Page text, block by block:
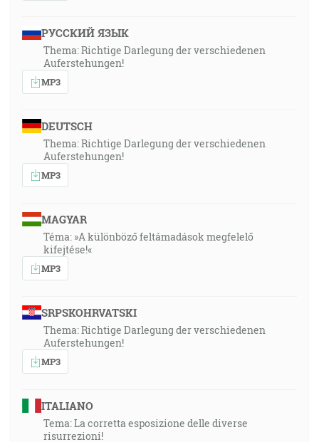
РУССКИЙ ЯЗЫК
Thema: Richtige Darlegung der verschiedenen
Auferstehungen!
MP3
DEUTSCH
Thema: Richtige Darlegung der verschiedenen
Auferstehungen!
MP3
MAGYAR
Téma: »A különböző feltámadások megfelelő
kifejtése!«
MP3
SRPSKOHRVATSKI
Thema: Richtige Darlegung der verschiedenen
Auferstehungen!
MP3
ITALIANO
Tema: La corretta esposizione delle diverse
risurrezioni!